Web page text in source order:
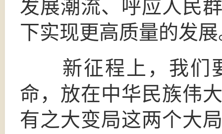
发展潮流、呼应人民
下实现更高质量的发
新征程上，我们
命，放在中华民族伟
有之大变局这两个大